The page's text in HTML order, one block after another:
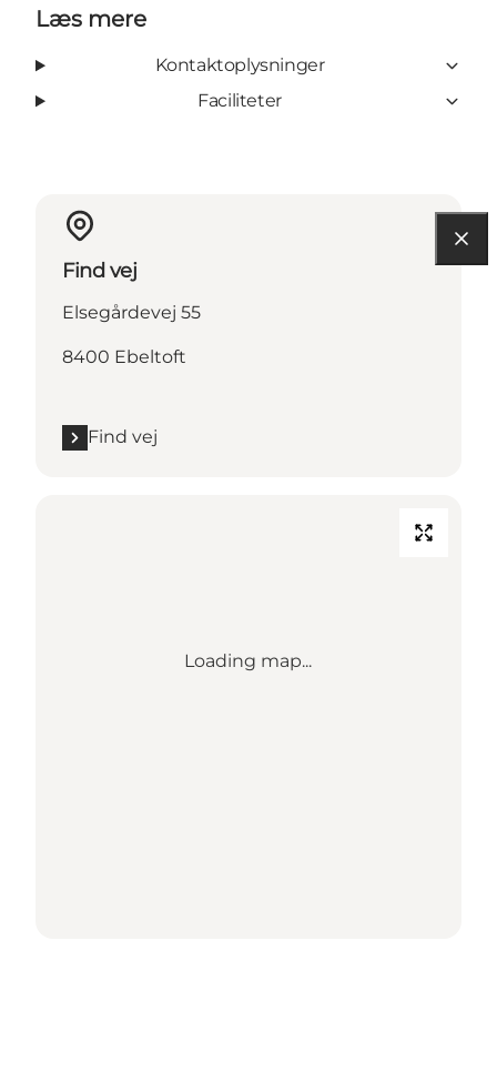
Læs mere
Kontaktoplysninger
Faciliteter
Find vej
Elsegårdevej 55
8400 Ebeltoft
Find vej
Loading map...